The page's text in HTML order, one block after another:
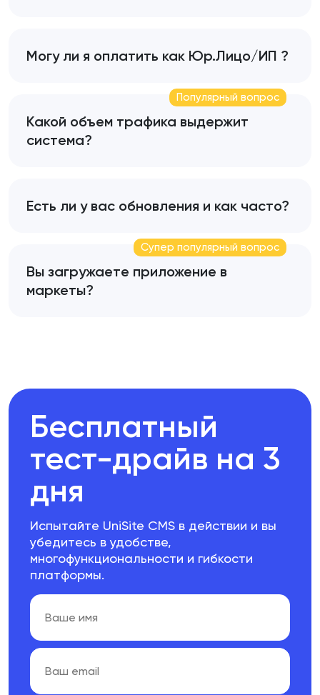
Могу ли я оплатить как Юр.Лицо/ИП ?
Популярный вопрос
Какой объем трафика выдержит
система?
Есть ли у вас обновления и как часто?
Супер популярный вопрос
Вы загружаете приложение в
маркеты?
Бесплатный
тест-драйв на 3
дня
Испытайте UniSite CMS в действии и вы
убедитесь в удобстве,
многофункциональности и гибкости
платформы.